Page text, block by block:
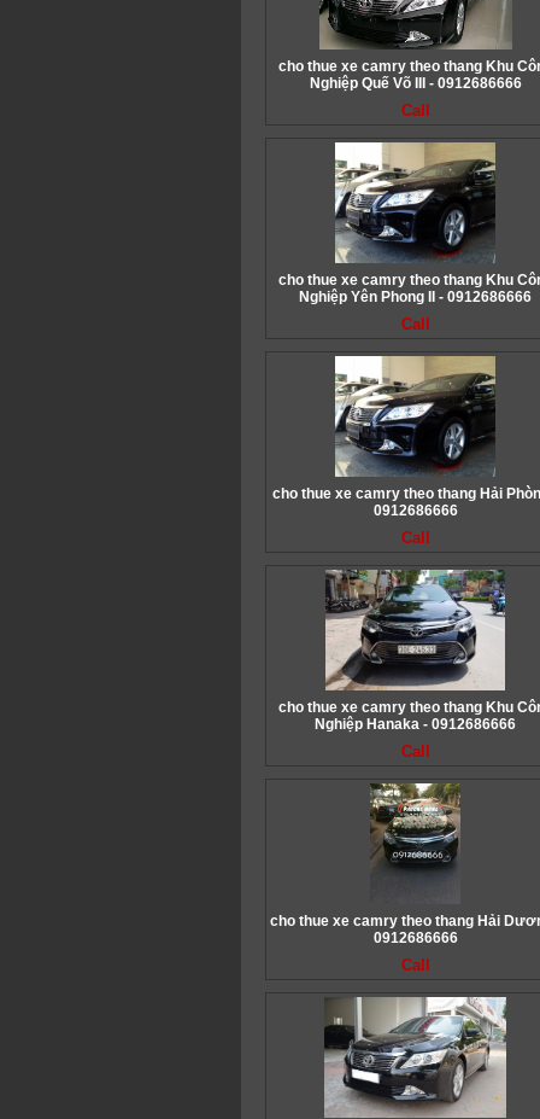
cho thue xe camry theo thang Khu
Nghiệp Quế Võ III - 0912686666
Call
cho thue xe camry theo thang Khu
Nghiệp Yên Phong II - 0912686666
Call
cho thue xe camry theo thang Hải
0912686666
Call
cho thue xe camry theo thang Khu
Nghiệp Hanaka - 0912686666
Call
cho thue xe camry theo thang Hải
0912686666
Call